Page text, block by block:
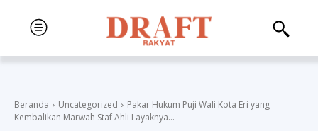
Beranda Uncategorized
Pakar Hukum Puji Wali Kota Eri yang
Kembalikan Marwah Staf Ahli Layaknya...